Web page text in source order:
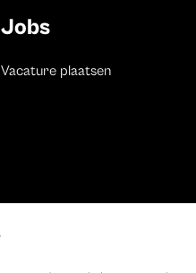
Jobs
Vacature plaatsen